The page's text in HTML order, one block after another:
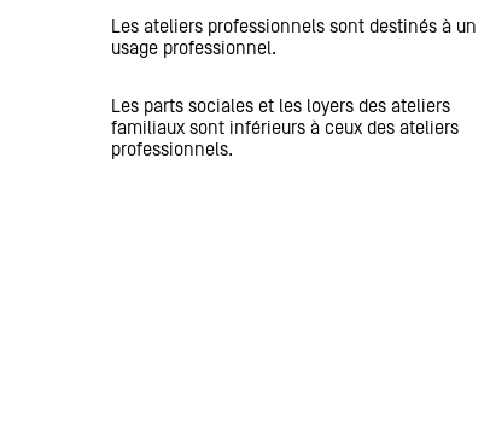
Les ateliers professionnels sont destinés à un
usage professionnel.
Les parts sociales et les loyers des ateliers
familiaux sont inférieurs à ceux des ateliers
professionnels.